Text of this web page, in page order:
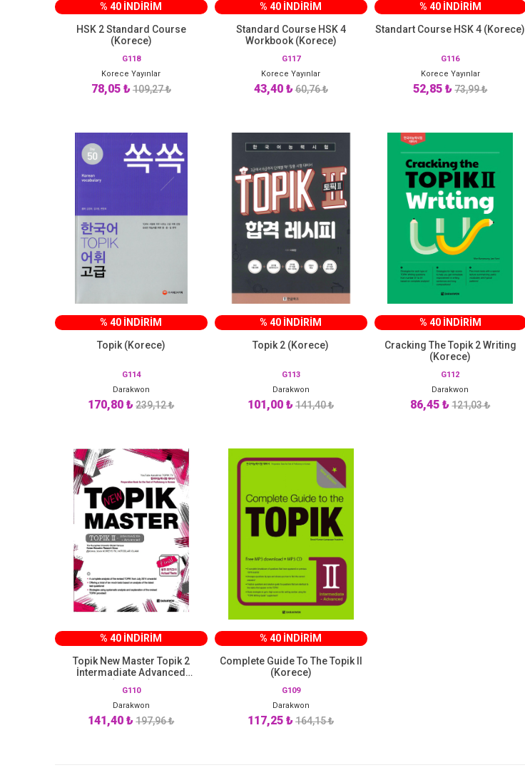
% 40 İNDİRİM
HSK 2 Standard Course
(Korece)
G118
Korece Yayınlar
78,05 ₺109,27 ₺
% 40 İNDİRİM
Standard Course HSK 4
Workbook (Korece)
G117
Korece Yayınlar
43,40 ₺60,76 ₺
% 40 İNDİRİM
Standart Course HSK 4 (Korece)
G116
Korece Yayınlar
52,85 ₺ 73,99 ₺
% 40 İNDİRİM
Topik (Korece)
G114
Darakwon
170,80 ₺ 239,12 ₺
% 40 İNDİRİM
Topik 2 (Korece)
G113
Darakwon
101,00 ₺141,40 ₺
% 40 İNDİRİM
Cracking The Topik 2 Writing
(Korece)
G112
Darakwon
86,45 ₺ 121,03 ₺
% 40 İNDİRİM
Topik New Master Topik 2
İntermadiate Advanced
G110
Darakwon
141,40 ₺ 197,96 ₺
% 40 İNDİRİM
Complete Guide To The Topik II
(Korece)
G109
Darakwon
117,25 ₺164,15 ₺